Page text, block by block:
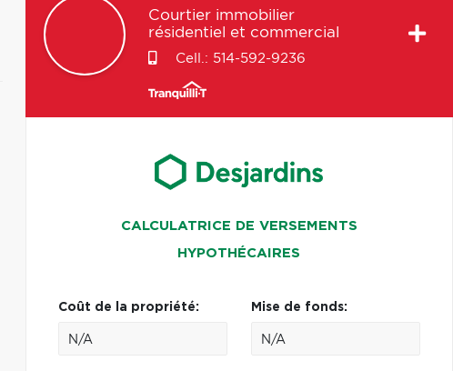
Courtier immobilier
résidentiel et commercial
Cell.: 514-592-9236
CALCULATRICE DE VERSEMENTS
HYPOTHÉCAIRES
Coût de la propriété: Mise de fonds: